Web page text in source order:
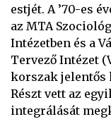
estjét. A ’70-es
az MTA
Intézetben és a
Tervező Intézet
korszak jelentős
Részt vett az
integrálását